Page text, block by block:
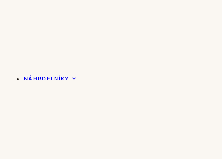
NÁHRDELNÍKY